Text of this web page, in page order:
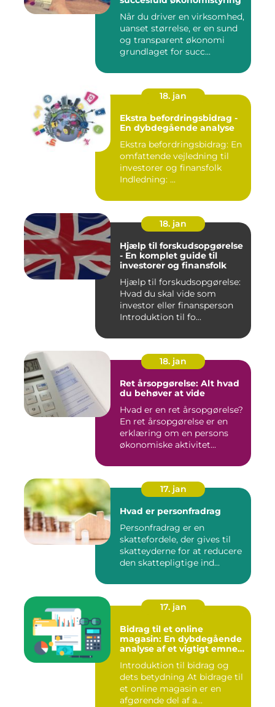
Når du driver en virksomhed,
uanset størrelse, er en sund
og transparent økonomi
grundlaget for succ...
18. jan
Ekstra befordringsbidrag -
En dybdegående analyse
Ekstra befordringsbidrag: En
omfattende vejledning til
investorer og finansfolk
Indledning: ...
18. jan
Hjælp til forskudsopgørelse
- En komplet guide til
investorer og finansfolk
Hjælp til forskudsopgørelse:
Hvad du skal vide som
investor eller finansperson
Introduktion til fo...
18. jan
Ret årsopgørelse: Alt hvad
du behøver at vide
Hvad er en ret årsopgørelse?
En ret årsopgørelse er en
erklæring om en persons
økonomiske aktivitet...
17. jan
Hvad er personfradrag
Personfradrag er en
skattefordele, der gives til
skatteyderne for at reducere
den skattepligtige ind...
17. jan
Bidrag til et online
magasin: En dybdegående
analyse af et vigtigt emne
Introduktion til bidrag og
dets betydning At bidrage til
et online magasin er en
afgørende del af a...